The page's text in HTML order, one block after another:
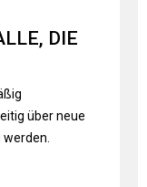
DIE
über neue